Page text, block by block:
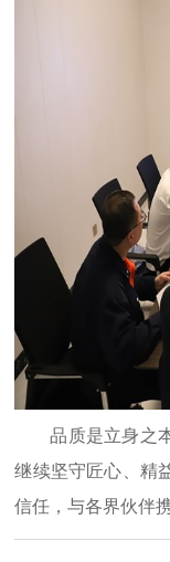
品质是立身之
继续坚守匠心、精
信任，与各界伙伴